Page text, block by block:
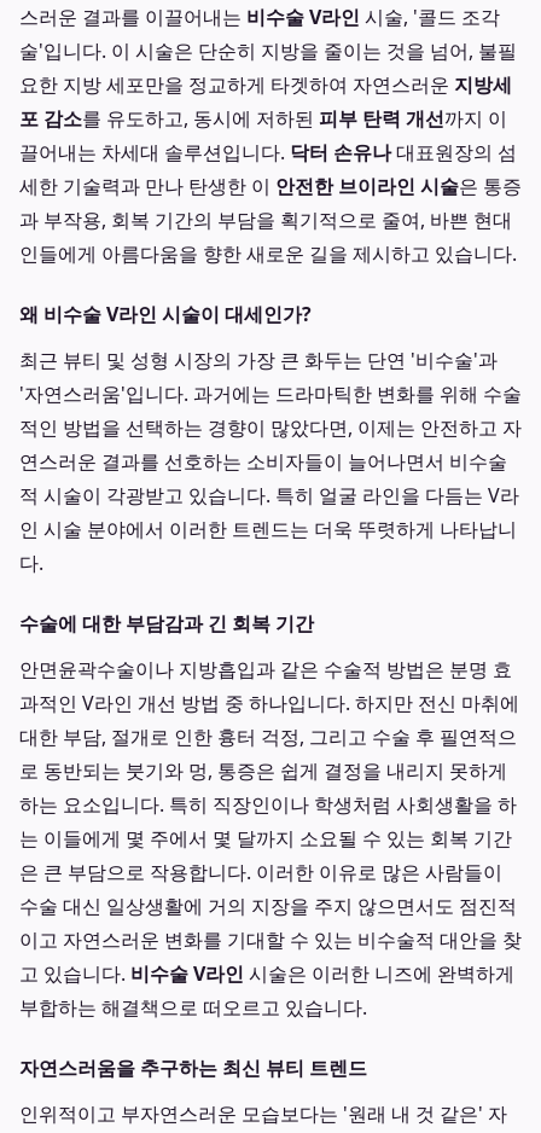
스러운 결과를 이끌어내는 비수술 V라인 시술, '콜드 조각
술'입니다. 이 시술은 단순히 지방을 줄이는 것을 넘어, 불필
요한 지방 세포만을 정교하게 타겟하여 자연스러운 지방세
포 감소를 유도하고, 동시에 저하된 피부 탄력 개선까지 이
끌어내는 차세대 솔루션입니다. 닥터 손유나대표원장의 섬
세한 기술력과 만나 탄생한 이 안전한 브이라인 시술은 통증
과 부작용, 회복 기간의 부담을 획기적으로 줄여, 바쁜 현대
인들에게 아름다움을 향한 새로운 길을 제시하고 있습니다.
왜 비수술 V라인 시술이 대세인가?
최근 뷰티 및 성형 시장의 가장 큰 화두는 단연 '비수술'과
'자연스러움'입니다. 과거에는 드라마틱한 변화를 위해 수술
적인 방법을 선택하는 경향이 많았다면, 이제는 안전하고 자
연스러운 결과를 선호하는 소비자들이 늘어나면서 비수술
적 시술이 각광받고 있습니다. 특히 얼굴 라인을 다듬는 V라
인 시술 분야에서 이러한 트렌드는 더욱 뚜렷하게 나타납니
다.
수술에 대한 부담감과 긴 회복 기간
안면윤곽수술이나 지방흡입과 같은 수술적 방법은 분명 효
과적인 V라인 개선 방법 중 하나입니다. 하지만 전신 마취에
대한 부담, 절개로 인한 흉터 걱정, 그리고 수술 후 필연적으
로 동반되는 붓기와 멍, 통증은 쉽게 결정을 내리지 못하게
하는 요소입니다. 특히 직장인이나 학생처럼 사회생활을 하
는 이들에게 몇 주에서 몇 달까지 소요될 수 있는 회복 기간
은 큰 부담으로 작용합니다. 이러한 이유로 많은 사람들이
수술 대신 일상생활에 거의 지장을 주지 않으면서도 점진적
이고 자연스러운 변화를 기대할 수 있는 비수술적 대안을 찾
고 있습니다. 비수술 V라인 시술은 이러한 니즈에 완벽하게
부합하는 해결책으로 떠오르고 있습니다.
자연스러움을 추구하는 최신 뷰티 트렌드
인위적이고 부자연스러운 모습보다는 '원래 내 것 같은' 자